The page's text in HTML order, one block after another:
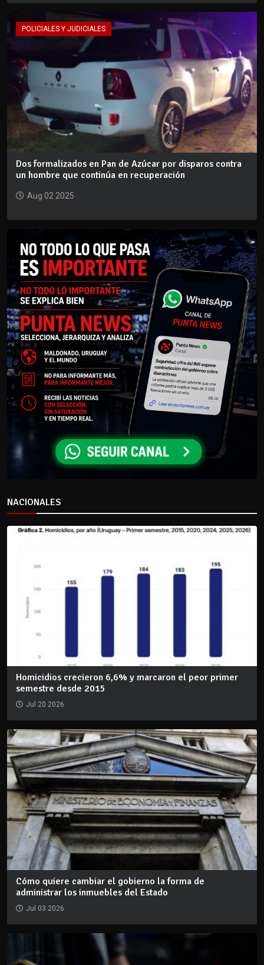
POLICIALES Y JUDICIALES
Dos formalizados en Pan de Azúcar por disparos contra
un hombre que continúa en recuperación
Aug 02 2025
NACIONALES
Homicidios crecieron 6,6% y marcaron el peor primer
semestre desde 2015
Jul 20 2026
Cómo quiere cambiar el gobierno la forma de
administrar los inmuebles del Estado
Jul 03 2026